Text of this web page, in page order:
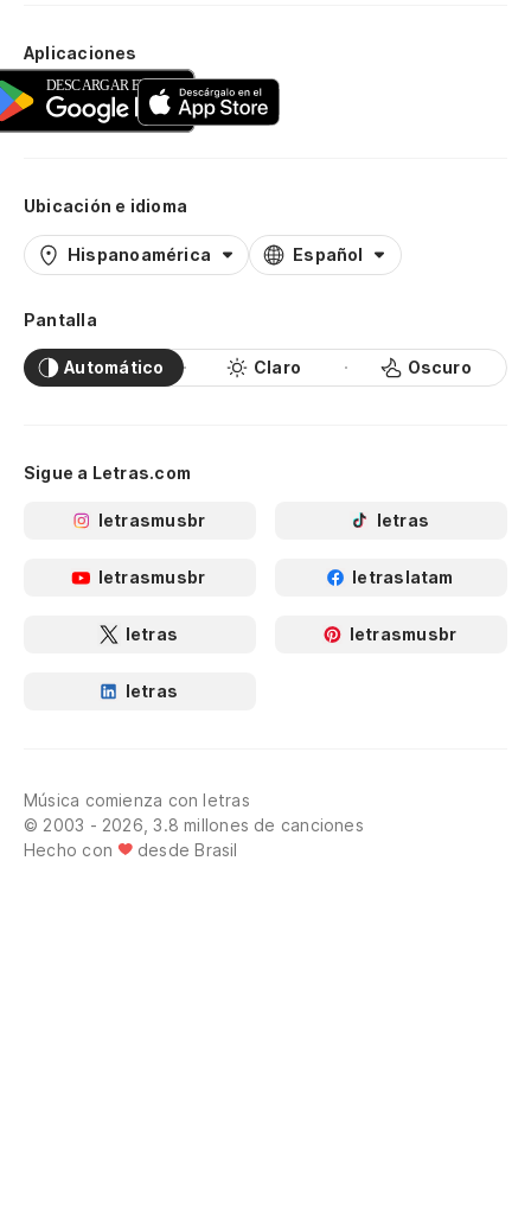
Aplicaciones
Ubicación e idioma
Hispanoamérica Español
Pantalla
Automático Claro Oscuro
Sigue a Letras.com
letrasmusbr letras
letrasmusbr letraslatam
letras letrasmusbr
letras
Música comienza con letras
© 2003 - 2026, 3.8 millones de canciones
Hecho con
desde Brasil